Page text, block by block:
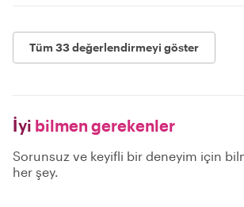
Tüm 33 değerlendirmeyi göster
İyi bilmen gerekenler
Sorunsuz ve keyifli bir deneyim için
her şey.